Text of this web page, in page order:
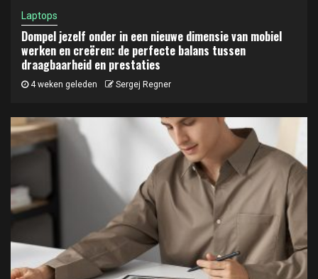
Laptops
Dompel jezelf onder in een nieuwe dimensie van mobiel
werken en creëren: de perfecte balans tussen
draagbaarheid en prestaties
4 weken geleden Sergej Regner